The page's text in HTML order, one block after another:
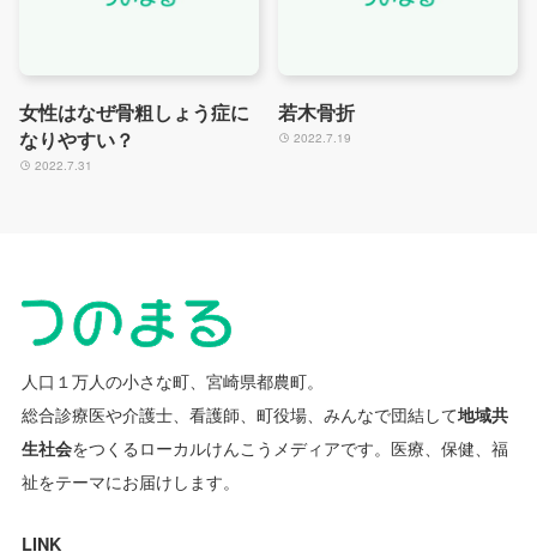
女性はなぜ骨粗しょう症に
なりやすい？
2022.7.31
若木骨折
2022.7.19
人口１万人の小さな町、宮崎県都農町。
総合診療医や介護士、看護師、町役場、みんなで団結して地域共
生社会をつくるローカルけんこうメディアです。 医療、保健、福
祉をテーマにお届けします。
LINK